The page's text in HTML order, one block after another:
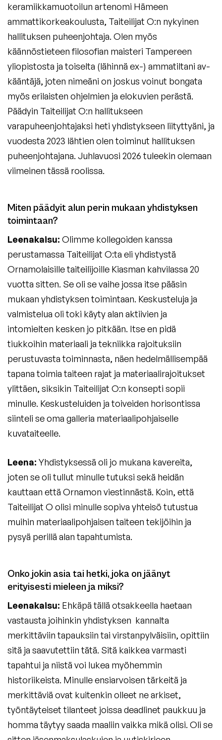
keramiikkamuotoilun artenomi Hämeen
ammattikorkeakoulusta, Taiteilijat O:n nykyinen
hallituksen puheenjohtaja. Olen myös
käännöstieteen filosofian maisteri Tampereen
yliopistosta ja toiselta (lähinnä ex-) ammatiltani av-
kääntäjä, joten nimeäni on joskus voinut bongata
myös erilaisten ohjelmien ja elokuvien perästä.
Päädyin Taiteilijat O:n hallitukseen
varapuheenjohtajaksi heti yhdistykseen liityttyäni, ja
vuodesta 2023 lähtien olen toiminut hallituksen
puheenjohtajana. Juhlavuosi 2026 tuleekin olemaan
viimeinen tässä roolissa.
Miten päädyit alun perin mukaan yhdistyksen
toimintaan?​
Leenakaisu: Olimme kollegoiden kanssa
perustamassa Taiteilijat O:ta eli yhdistystä
Ornamolaisille taiteilijoille Kiasman kahvilassa 20
vuotta sitten. Se oli se vaihe jossa itse pääsin
mukaan yhdistyksen toimintaan. Keskusteluja ja
valmistelua oli toki käyty alan aktiivien ja
intomielten kesken jo pitkään. Itse en pidä
tiukkoihin materiaali ja tekniikka rajoituksiin
perustuvasta toiminnasta, näen hedelmällisempää
tapana toimia taiteen rajat ja materiaalirajoitukset
ylittäen, siksikin Taiteilijat O:n konsepti sopii
minulle. Keskusteluiden ja toiveiden horisontissa
siinteli se oma galleria materiaalipohjaiselle
kuvataiteelle.
Leena: Yhdistyksessä oli jo mukana kavereita,
joten se oli tullut minulle tutuksi sekä heidän
kauttaan että Ornamon viestinnästä. Koin, että
Taiteilijat O olisi minulle sopiva yhteisö tutustua
muihin materiaalipohjaisen taiteen tekijöihin ja
pysyä perillä alan tapahtumista.
Onko jokin asia tai hetki, joka on jäänyt
erityisesti mieleen ja miksi?
Leenakaisu: Ehkäpä tällä otsakkeella haetaan
vastausta joihinkin yhdistyksen kannalta
merkittäviin tapauksiin tai virstanpylväisiin, opittiin
sitä ja saavutettiin tätä. Sitä kaikkea varmasti
tapahtui ja niistä voi lukea myöhemmin
historiikeista. Minulle ensiarvoisen tärkeitä ja
merkittäviä ovat kuitenkin olleet ne arkiset,
työntäyteiset tilanteet joissa deadlinet paukkuu ja
homma täytyy saada maaliin vaikka mikä olisi. Oli se